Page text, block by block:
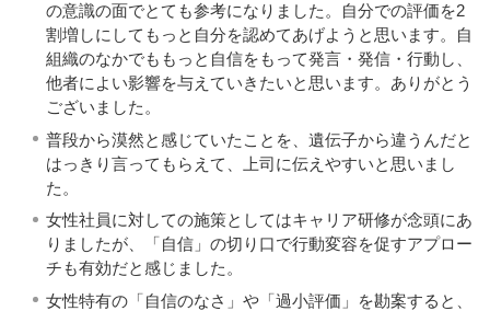
の意識の面でとても参考になりました。自分での評価を2
割増しにしてもっと自分を認めてあげようと思います。自
組織のなかでももっと自信をもって発言・発信・行動し、
他者によい影響を与えていきたいと思います。ありがとう
ございました。
普段から漠然と感じていたことを、遺伝子から違うんだと
はっきり言ってもらえて、上司に伝えやすいと思いまし
た。
女性社員に対しての施策としてはキャリア研修が念頭にあ
りましたが、「自信」の切り口で行動変容を促すアプロー
チも有効だと感じました。
女性特有の「自信のなさ」や「過小評価」を勘案すると、